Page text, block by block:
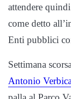
attendere
come detto
Enti pubblici
Settimana
Antonio